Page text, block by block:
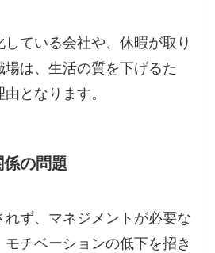
ている会社や、休暇が取り
は、生活の質を下げるた
となります。
の問題
ず、マネジメントが必要な
モチベーションの低下を招き